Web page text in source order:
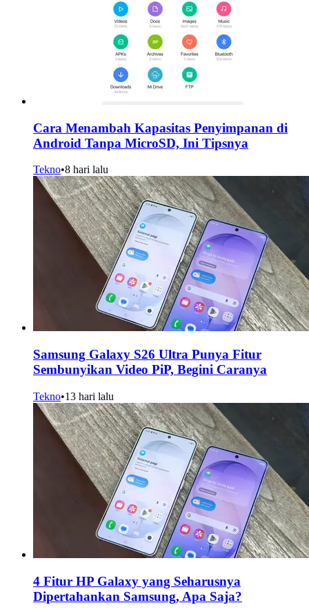
Cara Menambah Kapasitas Penyimpanan di
Android Tanpa MicroSD, Ini Tipsnya
Tekno•8 hari lalu
Samsung Galaxy S26 Ultra Punya Fitur
Sembunyikan Video PiP, Begini Caranya
Tekno•13 hari lalu
4 Fitur HP Galaxy yang Seharusnya
Dipertahankan Samsung, Apa Saja?